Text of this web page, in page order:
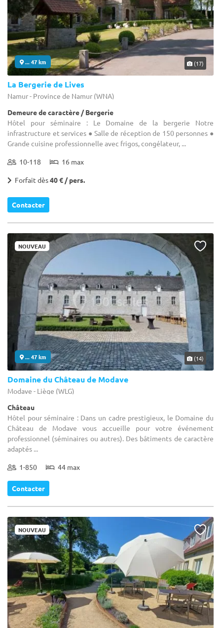
... 47 km (17)
La Bergerie de Lives
Namur - Province de Namur (WNA)
Demeure de caractère / Bergerie
Hôtel pour séminaire : Le Domaine de la bergerie Notre
infrastructure et services ● Salle de réception de 150 personnes ●
Grande cuisine professionnelle avec frigos, congélateur, ...
10-118 16 max
Forfait dès40 € / pers.
Contacter
NOUVEAU
... 47 km (14)
Domaine du Château de Modave
Modave - Liège (WLG)
Château
Hôtel pour séminaire : Dans un cadre prestigieux, le Domaine du
Château de Modave vous accueille pour votre événement
professionnel (séminaires ou autres). Des bâtiments de caractère
adaptés ...
1-850 44 max
Contacter
NOUVEAU